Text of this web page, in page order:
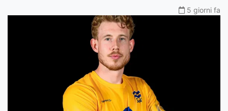
5 giorni fa